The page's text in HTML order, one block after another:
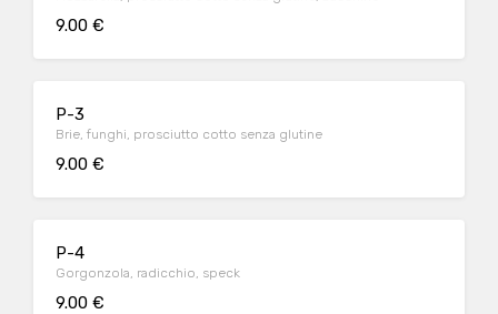
9.00 €
P-3
Brie, funghi, prosciutto cotto senza glutine
9.00 €
P-4
Gorgonzola, radicchio, speck
9.00 €